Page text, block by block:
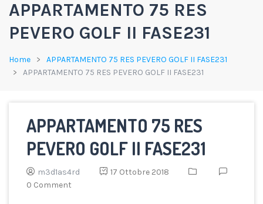
APPARTAMENTO 75 RES
PEVERO GOLF II FASE231
Home
APPARTAMENTO 75 RES PEVERO GOLF II FASE231
APPARTAMENTO 75 RES PEVERO GOLF II FASE231
APPARTAMENTO 75 RES
PEVERO GOLF II FASE231
m3d1as4rd
17 Ottobre 2018
0 Comment